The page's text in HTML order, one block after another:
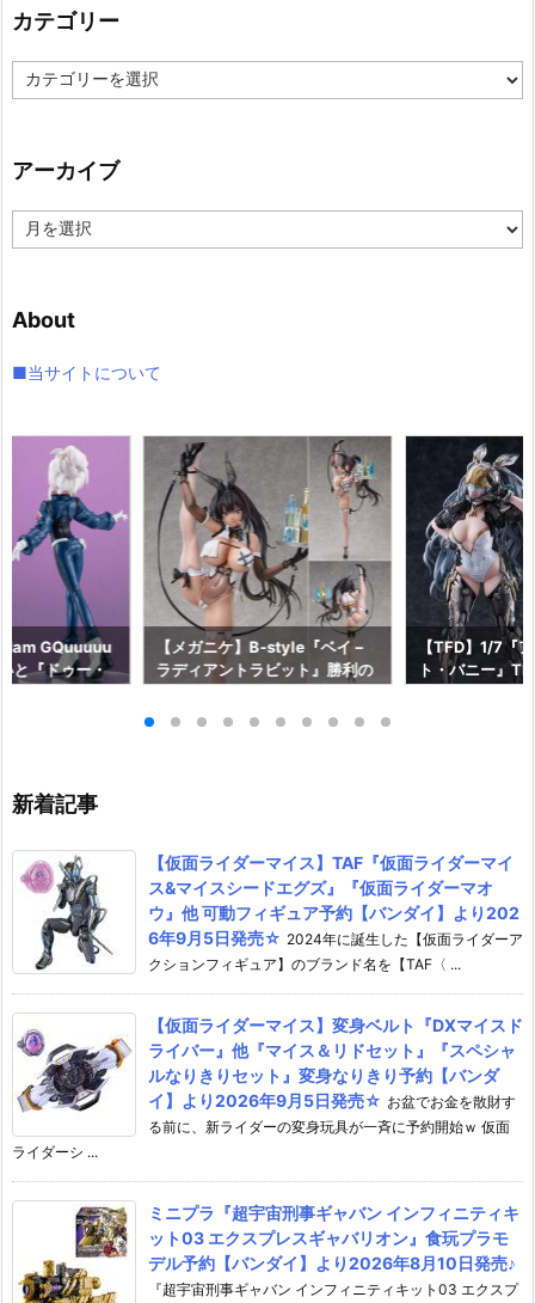
カテゴリー
カ
テ
ー
アーカイブ
ー
ブ
About
■当サイトについて
GQuuuuu
と『ドゥー・
【メガニケ】B-style『ベイ –
ラディアントラビット』勝利の
約【フリーイング】より2026
【TFD】1/7『
ト・バニー』
新着記事
【仮面ライダーマイス】TAF『仮面ライダーマイ
ス&マイスシードエグズ』『仮面ライダーマオ
ウ』他 可動フィギュア予約【バンダイ】より202
6年9月5日発売☆ 2024年に誕生した【仮面ライダーア
クションフィギュア】のブランド名を【TAF〈 ...
【仮面ライダーマイス】変身ベルト『DXマイスド
ライバー』他『マイス＆リドセット』『スペシャ
ルなりきりセット』変身なりきり予約【バンダ
イ】より2026年9月5日発売☆ お盆でお金を散財す
る前に、新ライダーの変身玩具が一斉に予約開始ｗ 仮面
ライダーシ ...
ミニプラ『超宇宙刑事ギャバン インフィニティキ
ット03 エクスプレスギャバリオン』食玩プラモ
デル予約【バンダイ】より2026年8月10日発売♪
『超宇宙刑事ギャバン インフィニティキット03 エクスプ